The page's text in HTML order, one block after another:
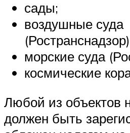
сады;
воздушные суда
морские суда
космические
Любой из объектов
должен быть